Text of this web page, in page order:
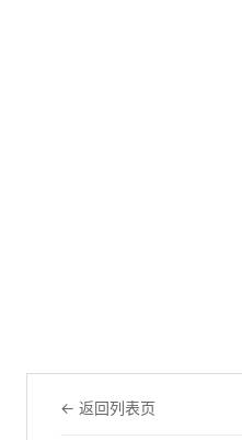
← 返回列表页